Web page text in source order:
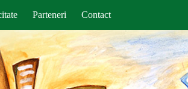
Parteneri Contact